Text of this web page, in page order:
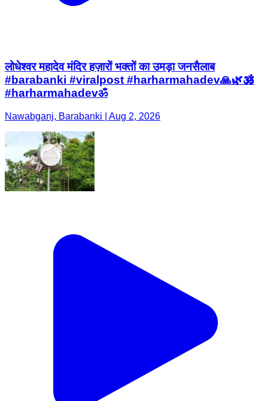
लोधेश्वर महादेव मंदिर हज़ारों भक्तों का उमड़ा जनसैलाब
#barabanki #viralpost #harharmahadev🙏🌿🕉️
#harharmahadevॐ
Nawabganj, Barabanki | Aug 2, 2026